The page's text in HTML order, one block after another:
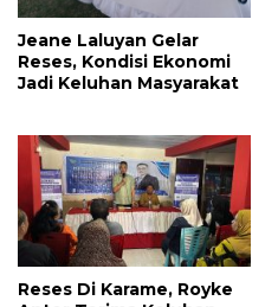
Jeane Laluyan Gelar
Reses, Kondisi Ekonomi
Jadi Keluhan Masyarakat
Reses Di Karame, Royke